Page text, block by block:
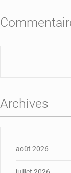
Archives
août 2026